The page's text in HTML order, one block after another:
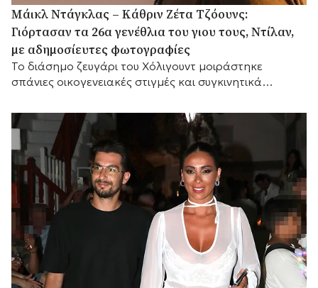
Μάικλ Ντάγκλας – Κάθριν Ζέτα Τζόουνς:
Γιόρτασαν τα 26α γενέθλια του γιου τους, Ντίλαν,
με αδημοσίευτες φωτογραφίες
Το διάσημο ζευγάρι του Χόλιγουντ μοιράστηκε
σπάνιες οικογενειακές στιγμές και συγκινητικά
προσθέτει τις δικές της θερμές ευχές.